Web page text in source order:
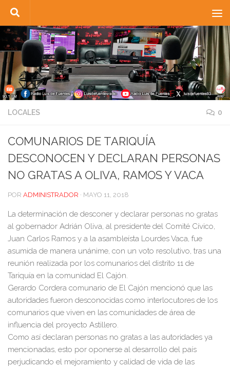
Saltar al contenido
LOCALES 0
COMUNARIOS DE TARIQUÍA
DESCONOCEN Y DECLARAN PERSONAS
NO GRATAS A OLIVA, RAMOS Y VACA
POR ADMINISTRADOR · MAYO 11, 2018
La determinación de desconer y declarar personas no gratas
al gobernador Adrián Oliva, al presidente del Comité Cívico,
Juan Carlos Ramos y a la asambleísta Lourdes Vaca, fue
asumida de manera unánime, con un voto resolutivo, tras una
reunión realizada por los comunarios del distrito 11 de
Tariquía en la comunidad El Cajón.
Gerardo Cordera comunario de El Cajón mencionó que las
autoridades fueron desconocidas como interlocutores de los
comunarios que viven en las comunidades de área de
influencia del proyecto Astillero.
Como así declaran personas no gratas a las autoridades ya
mencionadas, esto por oponerse al desarrollo del país
perjudicando el mejoramiento y calidad de vida de las